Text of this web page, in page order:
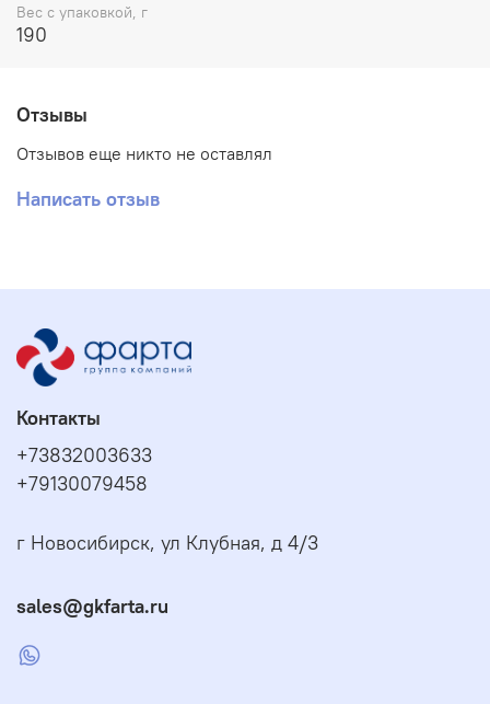
Вес с упаковкой, г
190
Отзывы
Отзывов еще никто не оставлял
Написать отзыв
Контакты
+73832003633
+79130079458
г Новосибирск, ул Клубная, д 4/3
sales@gkfarta.ru